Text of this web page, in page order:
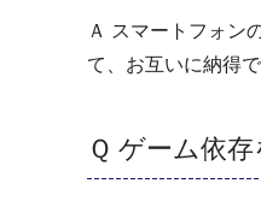
Ａ スマートフォン
て、お互いに納得
Ｑ ゲーム依